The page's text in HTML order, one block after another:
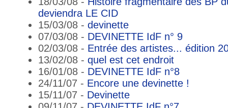
deviendra LE CID
15/03/08 - devinette
07/03/08 - DEVINETTE IdF n° 9
02/03/08 - Entrée des artistes... édition
13/02/08 - quel est cet endroit
16/01/08 - DEVINETTE IdF n°8
24/11/07 - Encore une devinette !
15/11/07 - Devinette